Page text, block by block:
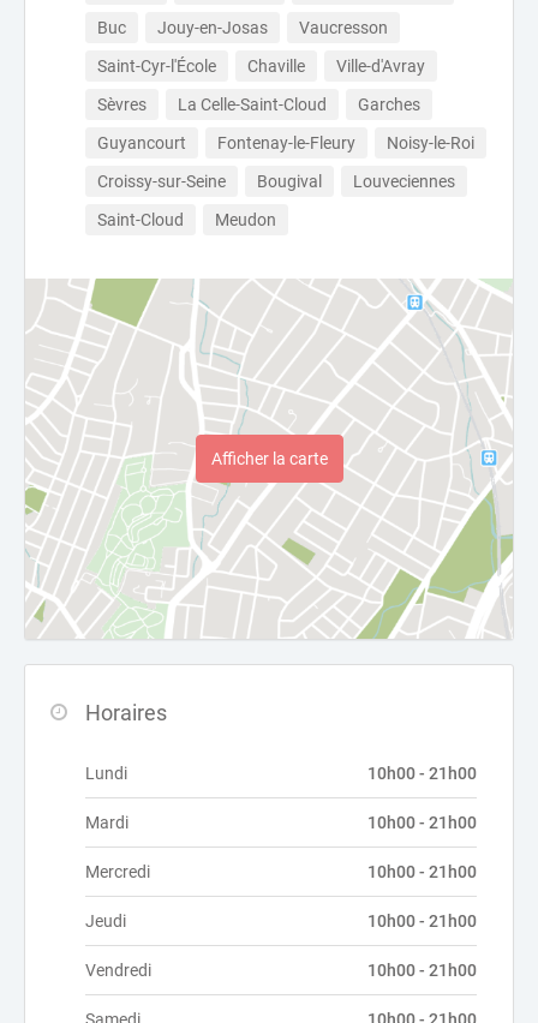
Buc Jouy-en-Josas
Vaucresson
Saint-Cyr-l'École
Chaville
Ville-d'Avray
Sèvres
La Celle-Saint-Cloud
Garches
Guyancourt
Fontenay-le-Fleury
Noisy-le-Roi
Croissy-sur-Seine
Bougival
Louveciennes
Saint-Cloud
Meudon
Afficher la carte
Horaires
Lundi 10h00 - 21h00
Mardi 10h00 - 21h00
Mercredi 10h00 - 21h00
Jeudi 10h00 - 21h00
Vendredi 10h00 - 21h00